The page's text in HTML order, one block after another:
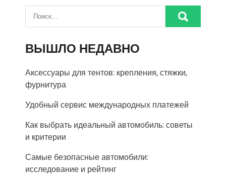
ВЫШЛО НЕДАВНО
Аксессуары для тентов: крепления, стяжки,
фурнитура
Удобный сервис международных платежей
Как выбрать идеальный автомобиль: советы
и критерии
Самые безопасные автомобили:
исследование и рейтинг